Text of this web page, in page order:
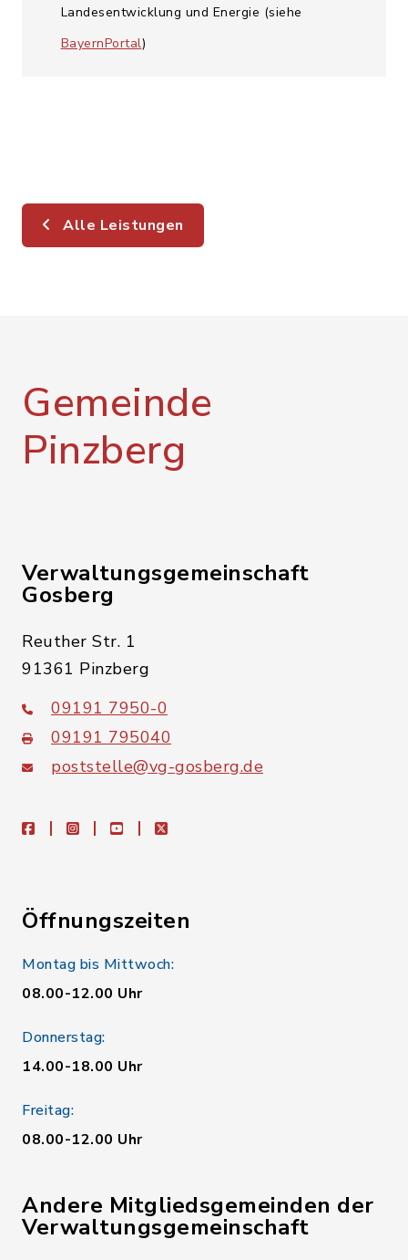
Landesentwicklung und Energie (siehe
BayernPortal)
Alle Leistungen
Gemeinde
Pinzberg
Verwaltungsgemeinschaft
Gosberg
Reuther Str. 1
91361 Pinzberg
09191 7950-0
09191 795040
poststelle@vg-gosberg.de
facebookinstagramyoutubeX
Öffnungszeiten
Montag bis Mittwoch:
08.00-12.00 Uhr
Donnerstag:
14.00-18.00 Uhr
Freitag:
08.00-12.00 Uhr
Andere Mitgliedsgemeinden der
Verwaltungsgemeinschaft